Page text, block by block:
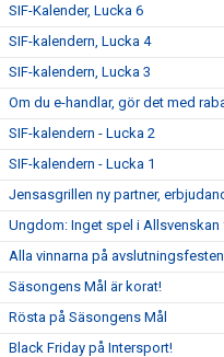
SIF-Kalender, Lucka 6
SIF-kalendern, Lucka 4
SIF-kalendern, Lucka 3
Om du e-handlar, gör det med
SIF-kalendern - Lucka 2
SIF-kalendern - Lucka 1
Jensasgrillen ny partner,
Ungdom: Inget spel i Allsvenskan
Alla vinnarna på avslutningsfesten
Säsongens Mål är korat!
Rösta på Säsongens Mål
Black Friday på Intersport!